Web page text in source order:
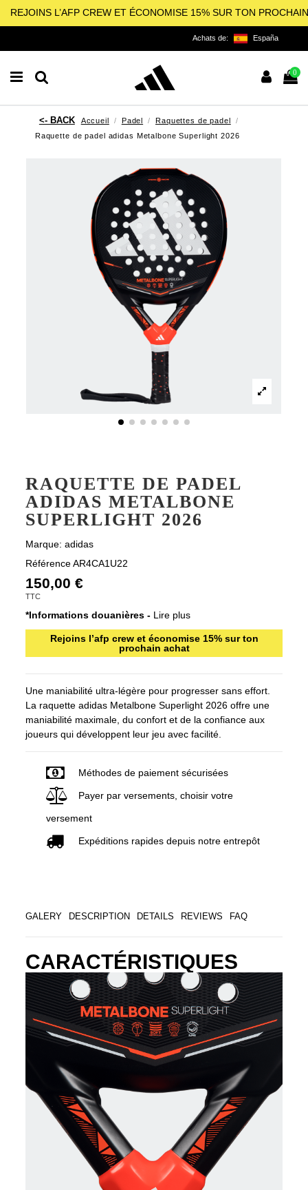
REJOINS L’AFP CREW ET ÉCONOMISE 15% SUR TON
Achats de: España
0
Accueil Padel
Raquettes de padel
Raquette de padel adidas Metalbone Superlight 2026
RAQUETTE DE PADEL
ADIDAS METALBONE
SUPERLIGHT 2026
Marque: adidas
Référence AR4CA1U22
150,00 €
TTC
*Informations douanières - Lire plus
Rejoins l’afp crew et économise 15% sur ton
prochain achat
Une maniabilité ultra-légère pour progresser sans effort.
La raquette adidas Metalbone Superlight 2026 offre une
maniabilité maximale, du confort et de la confiance aux
joueurs qui développent leur jeu avec facilité.
Méthodes de paiement sécurisées
Payer par versements, choisir votre
versement
Expéditions rapides depuis notre entrepôt
GALERY DESCRIPTION DETAILS REVIEWS FAQ
CARACTÉRISTIQUES